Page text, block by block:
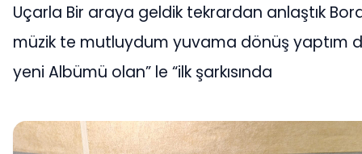
Uçarla Bir araya geldik tekrardan anlaştık
müzik te mutluydum yuvama dönüş yaptım
yeni Albümü olan” le “ilk şarkısında